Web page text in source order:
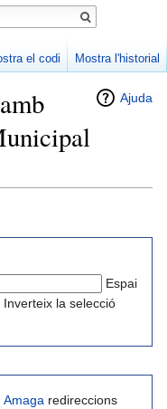
Ajuda
Espai
Inverteix la selecció
Amaga redireccions
el codi Mostra l'historial